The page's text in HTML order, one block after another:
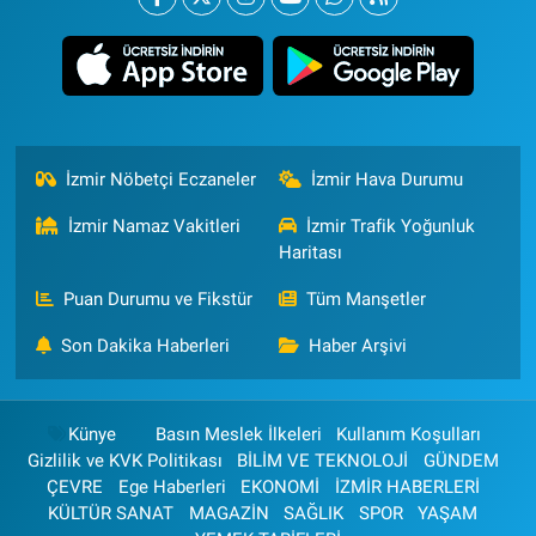
İzmir Nöbetçi Eczaneler İzmir Hava Durumu
İzmir Namaz Vakitleri
İzmir Trafik Yoğunluk
Haritası
Puan Durumu ve Fikstür Tüm Manşetler
Son Dakika Haberleri Haber Arşivi
Künye Basın Meslek İlkeleri
Kullanım Koşulları
Gizlilik ve KVK Politikası
BİLİM VE TEKNOLOJİ
GÜNDEM
ÇEVRE
Ege Haberleri EKONOMİ
İZMİR HABERLERİ
KÜLTÜR SANAT
MAGAZİN SAĞLIK SPOR
YAŞAM